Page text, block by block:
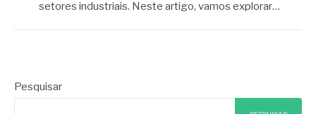
setores industriais. Neste artigo, vamos explorar…
Pesquisar